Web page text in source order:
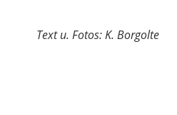
Text u. Fotos: K. Borgolte